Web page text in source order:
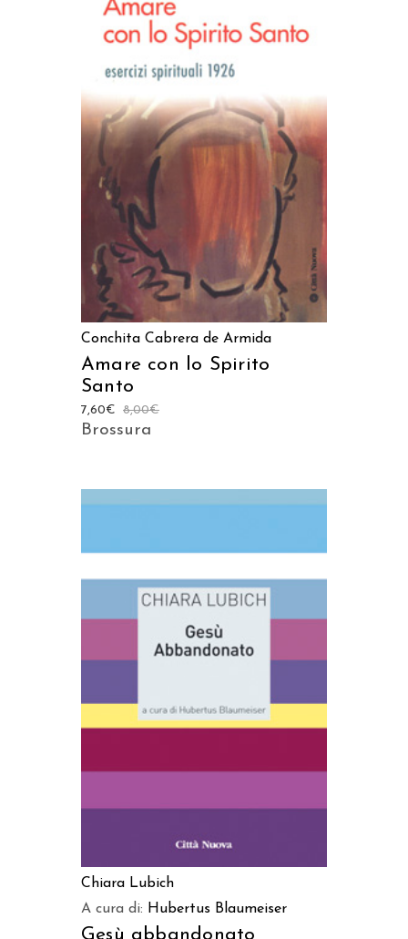
LEGGI TUTTO
Conchita Cabrera de Armida
Amare con lo Spirito
Santo
8,00€
7,60€
Brossura
Chiara Lubich
A cura di: Hubertus Blaumeiser